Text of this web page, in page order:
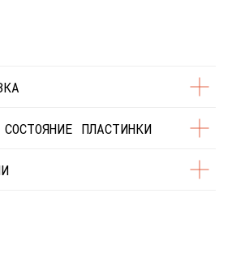
ПЛАСТИНКИ